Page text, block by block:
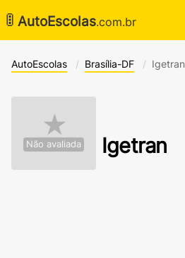
🚦 AutoEscolas.com.br
AutoEscolas Brasília-DF Igetran
★
Não avaliada Igetran